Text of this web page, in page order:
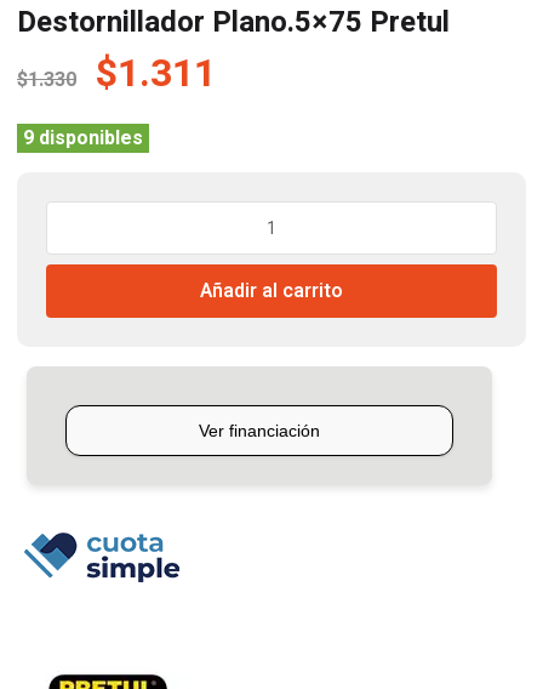
Destornillador Plano.5×75 Pretul
$1.330 El
precio
original
era:
$1.311
es:
$1.311.
9 disponibles
Pretul
Añadir al carrito